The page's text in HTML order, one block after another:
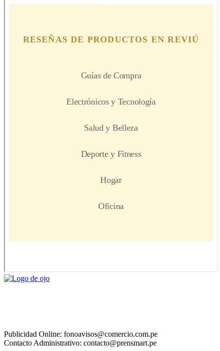
Publicidad Online: fonoavisos@comercio.com.pe
Contacto Administrativo: contacto@prensmart.pe